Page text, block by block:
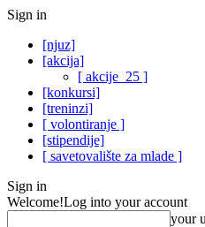
Sign in
[njuz]
[akcija]
[ akcije_25 ]
[konkursi]
[treninzi]
[ volontiranje ]
[stipendije]
[ savetovalište za mlade ]
Sign in
Welcome!Log into your account
your